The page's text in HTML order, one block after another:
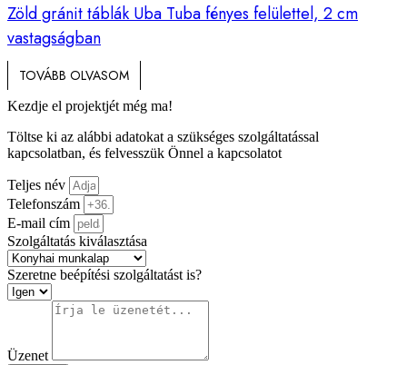
Zöld gránit táblák Uba Tuba fényes felülettel, 2 cm
vastagságban
TOVÁBB OLVASOM
Kezdje el projektjét még ma!
Töltse ki az alábbi adatokat a szükséges szolgáltatással
kapcsolatban, és felvesszük Önnel a kapcsolatot
Teljes név
Telefonszám
E-mail cím
Szolgáltatás kiválasztása
Szeretne beépítési szolgáltatást is?
Üzenet